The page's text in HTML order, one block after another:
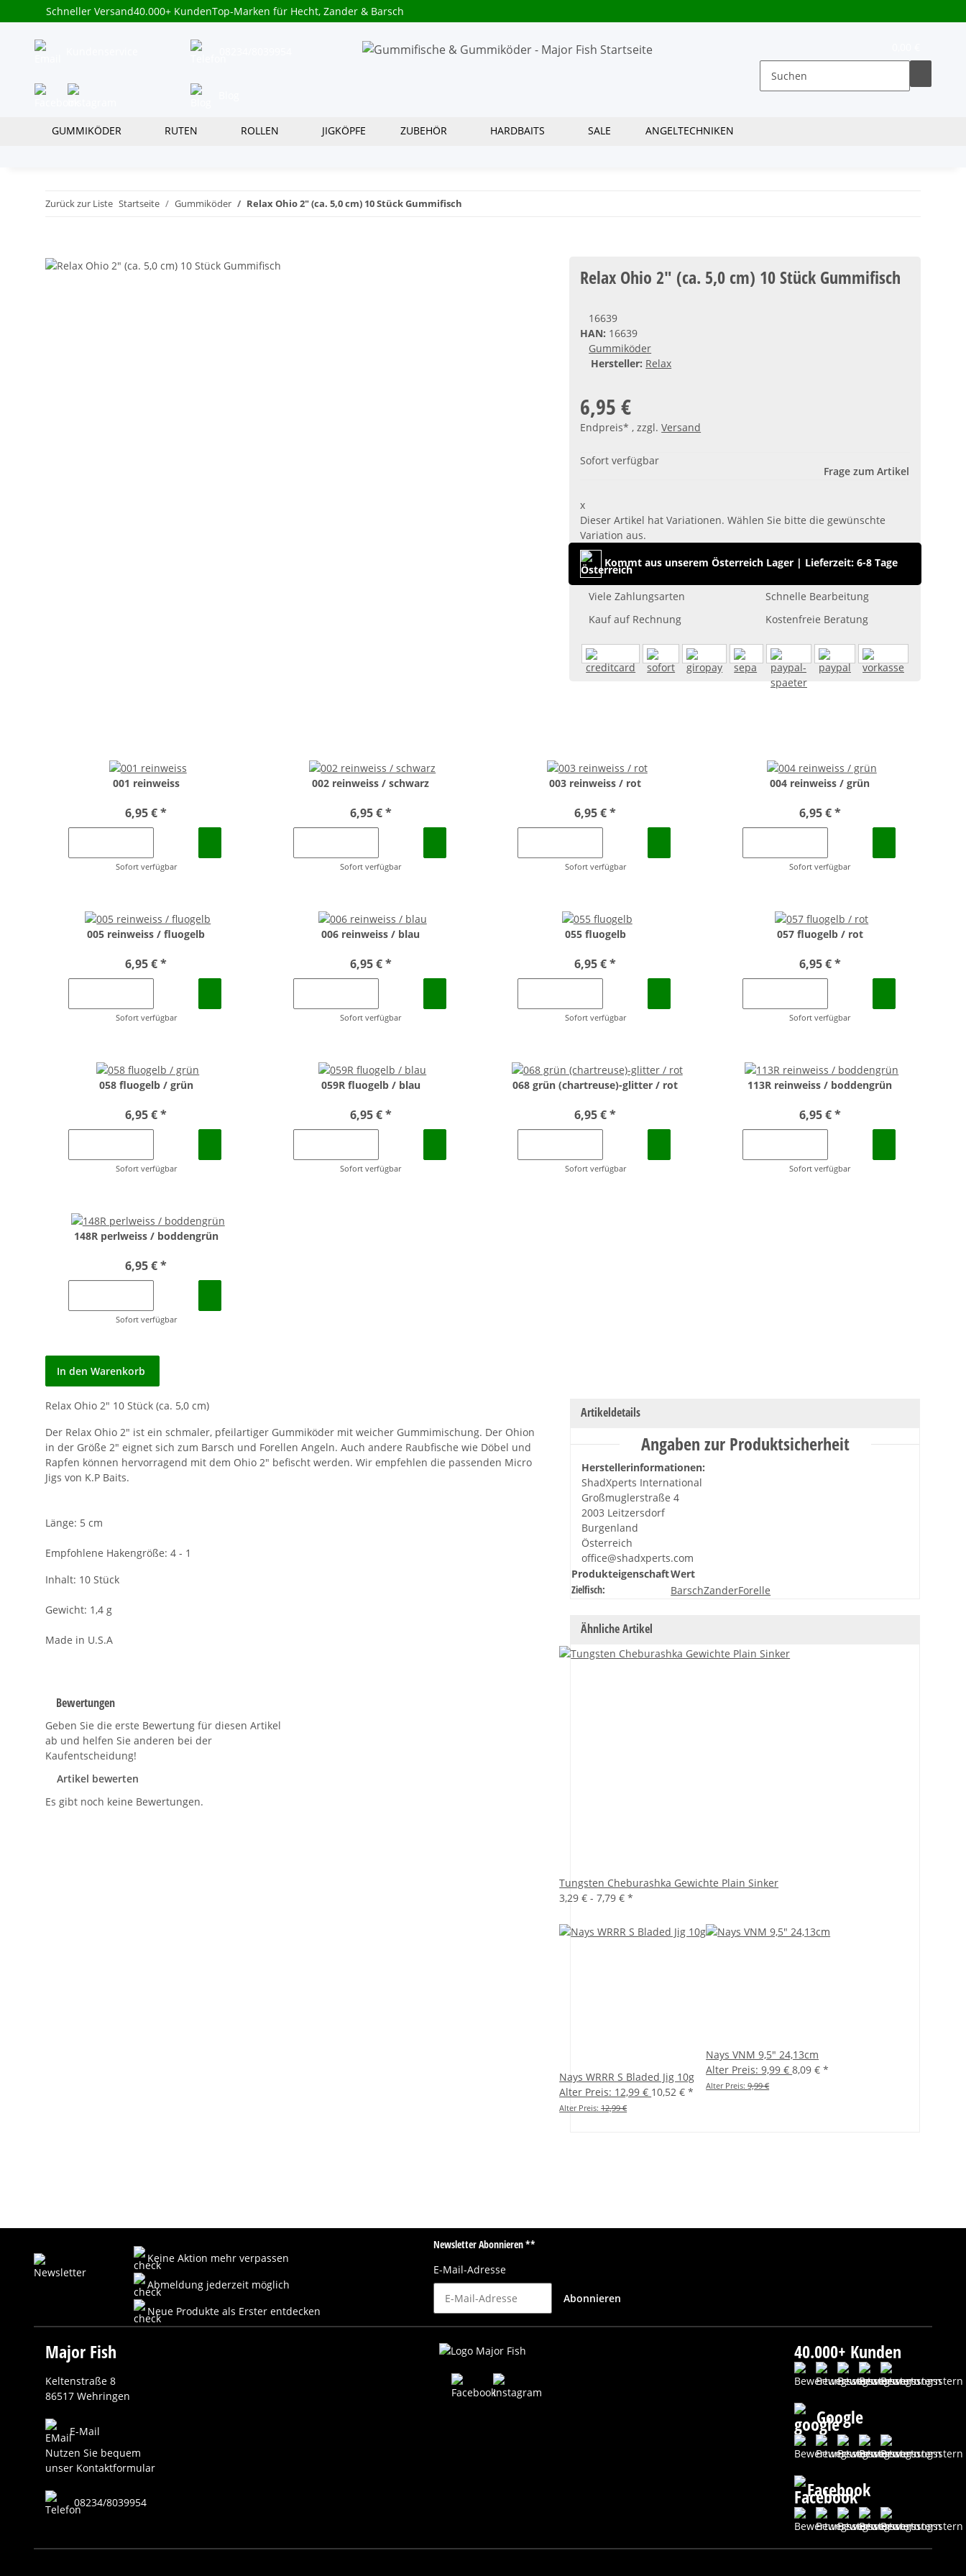
Schneller Versand40.000+ KundenTop-Marken für Hecht, Zander & Barsch
GUMMIKÖDER RUTEN ROLLEN JIGKÖPFE ZUBEHÖR HARDBAITS SALE ANGELTECHNIKEN
Zurück zur Liste Startseite Gummiköder Relax Ohio 2" (ca. 5,0 cm) 10 Stück Gummifisch
Relax Ohio 2" (ca. 5,0 cm) 10 Stück Gummifisch
16639
HAN: 16639
Gummiköder
Hersteller: Relax
6,95 €
Endpreis* , zzgl.Versand
Sofort verfügbar
Frage zum Artikel
x
Dieser Artikel hat Variationen. Wählen Sie bitte die gewünschte
Variation aus.
Kommt aus unserem Österreich Lager | Lieferzeit: 6-8 Tage
Viele Zahlungsarten
Schnelle Bearbeitung
Kauf auf Rechnung
Kostenfreie Beratung
001 reinweiss
6,95 €*
Sofort verfügbar
002 reinweiss / schwarz
6,95 €*
Sofort verfügbar
003 reinweiss / rot
6,95 €*
Sofort verfügbar
004 reinweiss / grün
6,95 €*
Sofort verfügbar
005 reinweiss / fluogelb
6,95 €*
Sofort verfügbar
006 reinweiss / blau
6,95 €*
Sofort verfügbar
055 fluogelb
6,95 €*
Sofort verfügbar
057 fluogelb / rot
6,95 €*
Sofort verfügbar
058 fluogelb / grün
6,95 €*
Sofort verfügbar
059R fluogelb / blau
6,95 €*
Sofort verfügbar
068 grün (chartreuse)-glitter / rot
6,95 €*
Sofort verfügbar
113R reinweiss / boddengrün
6,95 €*
Sofort verfügbar
148R perlweiss / boddengrün
6,95 €*
Sofort verfügbar
In den Warenkorb
Relax Ohio 2" 10 Stück (ca. 5,0 cm)
Der Relax Ohio 2" ist ein schmaler, pfeilartiger Gummiköder mit weicher Gummimischung. Der Ohion
in der Größe 2" eignet sich zum Barsch und Forellen Angeln. Auch andere Raubfische wie Döbel und
Rapfen können hervorragend mit dem Ohio 2" befischt werden. Wir empfehlen die passenden Micro
Jigs von K.P Baits.
Länge: 5 cm
Empfohlene Hakengröße: 4 - 1
Inhalt: 10 Stück
Gewicht: 1,4 g
Made in U.S.A
Bewertungen
Geben Sie die erste Bewertung für diesen Artikel
ab und helfen Sie anderen bei der
Kaufentscheidung!
Artikel bewerten
Es gibt noch keine Bewertungen.
Artikeldetails
Angaben zur Produktsicherheit
Herstellerinformationen:
ShadXperts International
Großmuglerstraße 4
2003 Leitzersdorf
Burgenland
Österreich
office@shadxperts.com
ProdukteigenschaftWert
Zielfisch:
BarschZanderForelle
Ähnliche Artikel
Tungsten Cheburashka Gewichte Plain Sinker
3,29 € -7,79 €*
Nays WRRR S Bladed Jig 10g
Alter Preis: 12,99 € 10,52 €*
Alter Preis:12,99 €
Nays VNM 9,5" 24,13cm
Alter Preis: 9,99 €8,09 €*
Alter Preis:9,99 €
Keine Aktion mehr verpassen
Abmeldung jederzeit möglich
Neue Produkte als Erster entdecken
Newsletter Abonnieren **
E-Mail-Adresse
Abonnieren
Major Fish
Keltenstraße 8
86517 Wehringen
E-Mail
Nutzen Sie bequem
unser Kontaktformular
08234/8039954
40.000+ Kunden
Google
Facebook